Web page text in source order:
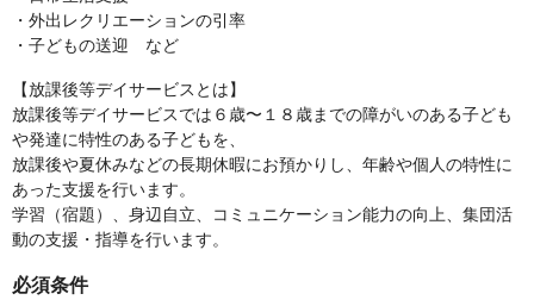
・外出レクリエーションの引率
・子どもの送迎 など
【放課後等デイサービスとは】
放課後等デイサービスでは６歳〜１８歳までの障がいのある子ども
や発達に特性のある子どもを、
放課後や夏休みなどの長期休暇にお預かりし、年齢や個人の特性に
あった支援を行います。
学習（宿題）、身辺自立、コミュニケーション能力の向上、集団活
動の支援・指導を行います。
必須条件